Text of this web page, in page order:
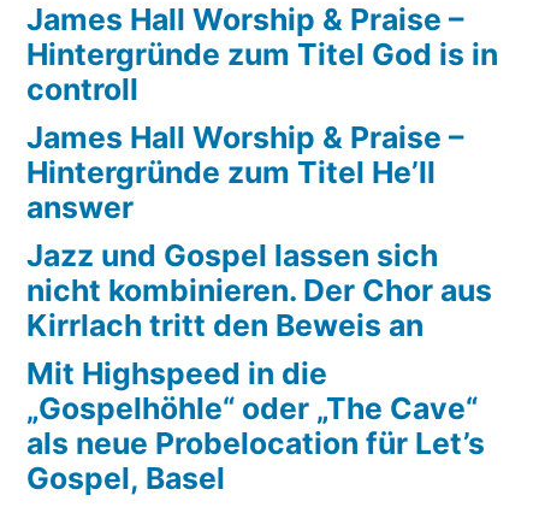
James Hall Worship & Praise –
Hintergründe zum Titel God is in
controll
James Hall Worship & Praise –
Hintergründe zum Titel He’ll
answer
Jazz und Gospel lassen sich
nicht kombinieren. Der Chor aus
Kirrlach tritt den Beweis an
Mit Highspeed in die
„Gospelhöhle“ oder „The Cave“
als neue Probelocation für Let’s
Gospel, Basel